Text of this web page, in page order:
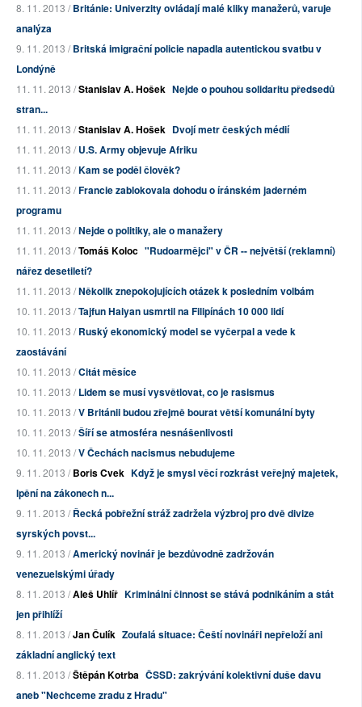
8. 11. 2013 /Británie: Univerzity ovládají malé kliky manažerů, varuje
analýza
9. 11. 2013 /Britská imigrační policie napadla autentickou svatbu v
Londýně
11. 11. 2013 /Stanislav A. Hošek Nejde o pouhou solidaritu předsedů
stran...
11. 11. 2013 /Stanislav A. Hošek Dvojí metr českých médií
11. 11. 2013 /U.S. Army objevuje Afriku
11. 11. 2013 /Kam se poděl člověk?
11. 11. 2013 /Francie zablokovala dohodu o íránském jaderném
programu
11. 11. 2013 /Nejde o politiky, ale o manažery
11. 11. 2013 /Tomáš Koloc "Rudoarmějci" v ČR -- největší (reklamní)
nářez desetiletí?
11. 11. 2013 /Několik znepokojujících otázek k posledním volbám
10. 11. 2013 /Tajfun Haiyan usmrtil na Filipínách 10 000 lidí
10. 11. 2013 /Ruský ekonomický model se vyčerpal a vede k
zaostávání
10. 11. 2013 /Citát měsíce
10. 11. 2013 /Lidem se musí vysvětlovat, co je rasismus
10. 11. 2013 /V Británii budou zřejmě bourat větší komunální byty
10. 11. 2013 /Šíří se atmosféra nesnášenlivosti
10. 11. 2013 /V Čechách nacismus nebudujeme
9. 11. 2013 /Boris Cvek Když je smysl věcí rozkrást veřejný majetek,
lpění na zákonech n...
9. 11. 2013 /Řecká pobřežní stráž zadržela výzbroj pro dvě divize
syrských povst...
9. 11. 2013 /Americký novinář je bezdůvodně zadržován
venezuelskými úřady
8. 11. 2013 /Aleš Uhlíř Kriminální činnost se stává podnikáním a stát
jen přihlíží
8. 11. 2013 /Jan Čulík Zoufalá situace: Čeští novináři nepřeloží ani
základní anglický text
8. 11. 2013 /Štěpán Kotrba ČSSD: zakrývání kolektivní duše davu
aneb "Nechceme zradu z Hradu"